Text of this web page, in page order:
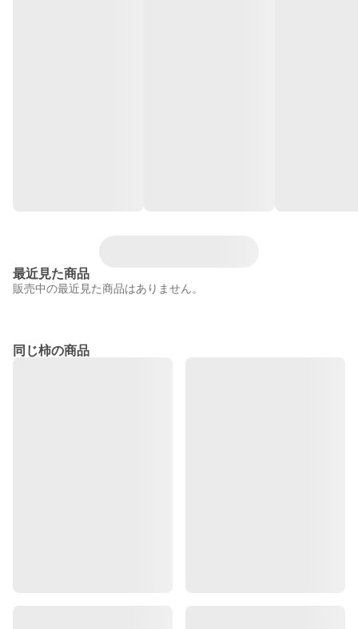
最近見た商品
販売中の最近見た商品はありません。
同じ柿の商品